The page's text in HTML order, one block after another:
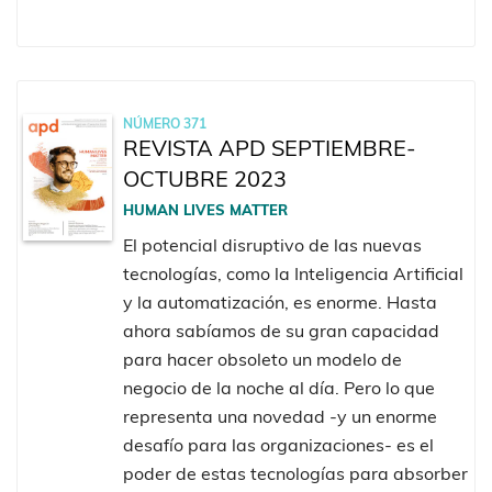
NÚMERO 371
REVISTA APD SEPTIEMBRE-
OCTUBRE 2023
HUMAN LIVES MATTER
El potencial disruptivo de las nuevas
tecnologías, como la Inteligencia Artificial
y la automatización, es enorme. Hasta
ahora sabíamos de su gran capacidad
para hacer obsoleto un modelo de
negocio de la noche al día. Pero lo que
representa una novedad -y un enorme
desafío para las organizaciones- es el
poder de estas tecnologías para absorber